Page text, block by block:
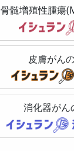
骨髄増殖性腫瘍
皮膚がん
消化器がん